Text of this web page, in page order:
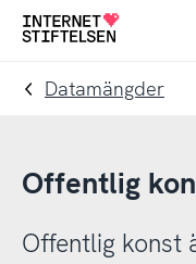
Till
navigering
Till
innehåll
Till
Datamängder
Offentlig
Offentlig konst